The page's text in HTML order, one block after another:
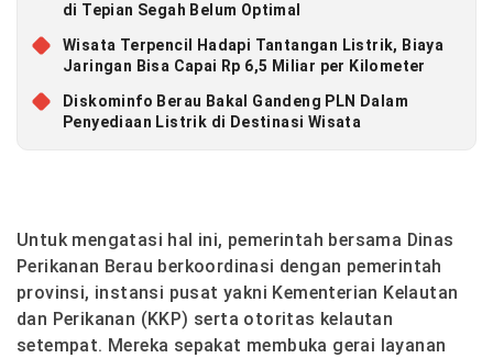
di Tepian Segah Belum Optimal
Wisata Terpencil Hadapi Tantangan Listrik, Biaya
Jaringan Bisa Capai Rp 6,5 Miliar per Kilometer
Diskominfo Berau Bakal Gandeng PLN Dalam
Penyediaan Listrik di Destinasi Wisata
Untuk mengatasi hal ini, pemerintah bersama Dinas
Perikanan Berau berkoordinasi dengan pemerintah
provinsi, instansi pusat yakni Kementerian Kelautan
dan Perikanan (KKP) serta otoritas kelautan
setempat. Mereka sepakat membuka gerai layanan